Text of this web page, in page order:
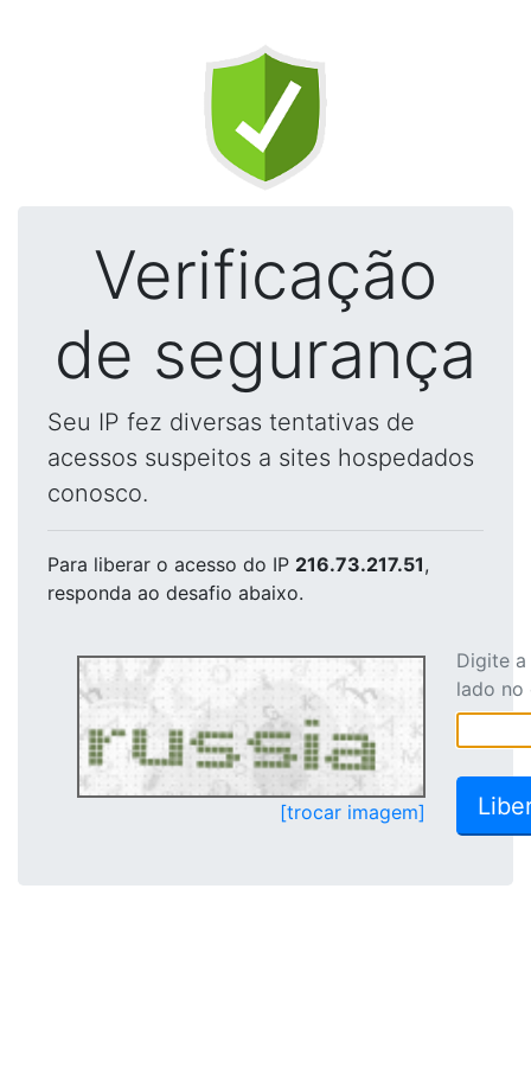
Verificação
de segurança
Seu IP fez diversas tentativas de
acessos suspeitos a sites hospedados
conosco.
Para liberar o acesso do IP 216.73.217.51,
responda ao desafio abaixo.
[trocar imagem]
Digite
lado no